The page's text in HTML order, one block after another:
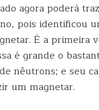
agora poderá
pois identificou
É a primeira
é grande o
nêutrons; e seu
um magnetar.